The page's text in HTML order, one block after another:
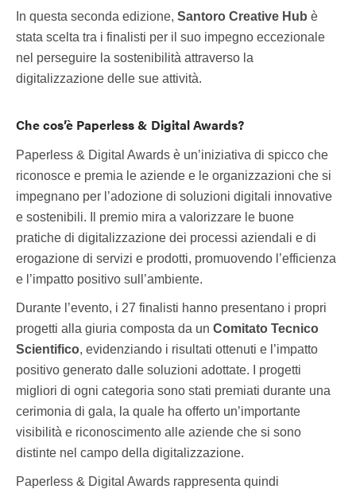
In questa seconda edizione, Santoro Creative Hub è
stata scelta tra i finalisti per il suo impegno eccezionale
nel perseguire la sostenibilità attraverso la
digitalizzazione delle sue attività.
Che cos’è Paperless & Digital Awards?
Paperless & Digital Awards è un’iniziativa di spicco che
riconosce e premia le aziende e le organizzazioni che si
impegnano per l’adozione di soluzioni digitali innovative
e sostenibili. Il premio mira a valorizzare le buone
pratiche di digitalizzazione dei processi aziendali e di
erogazione di servizi e prodotti, promuovendo l’efficienza
e l’impatto positivo sull’ambiente.
Durante l’evento, i 27 finalisti hanno presentano i propri
progetti alla giuria composta da un Comitato Tecnico
Scientifico, evidenziando i risultati ottenuti e l’impatto
positivo generato dalle soluzioni adottate. I progetti
migliori di ogni categoria sono stati premiati durante una
cerimonia di gala, la quale ha offerto un’importante
visibilità e riconoscimento alle aziende che si sono
distinte nel campo della digitalizzazione.
Paperless & Digital Awards rappresenta quindi